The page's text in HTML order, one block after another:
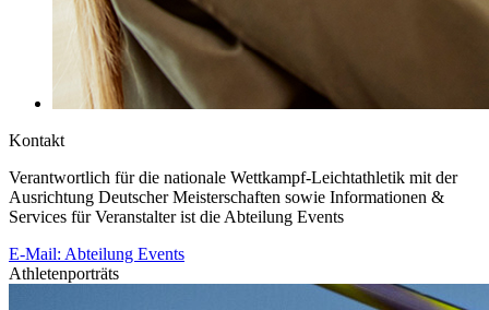
Kontakt
Verantwortlich für die nationale Wettkampf-Leichtathletik mit der
Ausrichtung Deutscher Meisterschaften sowie Informationen &
Services für Veranstalter ist die Abteilung Events
E-Mail: Abteilung Events
Athletenporträts